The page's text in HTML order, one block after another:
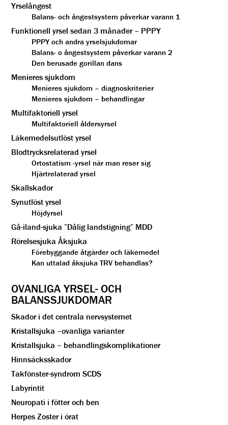
Yrselångest
Balans- och ångestsystem påverkar varann 1
Funktionell yrsel sedan 3 månader – PPPY
PPPY och andra yrselsjukdomar
Balans- o ångestsystem påverkar varann 2
Den berusade gorillan dans
Menieres sjukdom
Menieres sjukdom – diagnoskriterier
Menieres sjukdom – behandlingar
Multifaktoriell yrsel
Multifaktoriell åldersyrsel
Läkemedelsutlöst yrsel
Blodtrycksrelaterad yrsel
Ortostatism -yrsel när man reser sig
Hjärtrelaterad yrsel
Skallskador
Synutlöst yrsel
Höjdyrsel
Gå-iland-sjuka ”Dålig landstigning” MDD
Rörelsesjuka Åksjuka
Förebyggande åtgärder och läkemedel
Kan uttalad åksjuka TRV behandlas?
OVANLIGA YRSEL- OCH
BALANSSJUKDOMAR
Skador i det centrala nervsystemet
Kristallsjuka –ovanliga varianter
Kristallsjuka – behandlingskomplikationer
Hinnsäcksskador
Takfönster-syndrom SCDS
Labyrintit
Neuropati i fötter och ben
Herpes Zoster i örat